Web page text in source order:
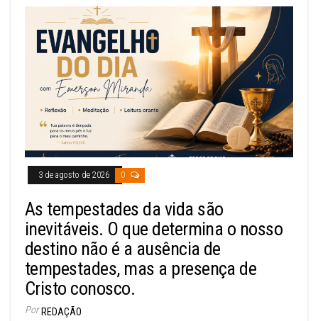
3 de agosto de 2026 0
As tempestades da vida são
inevitáveis. O que determina o nosso
destino não é a ausência de
tempestades, mas a presença de
Cristo conosco.
Por REDAÇÃO